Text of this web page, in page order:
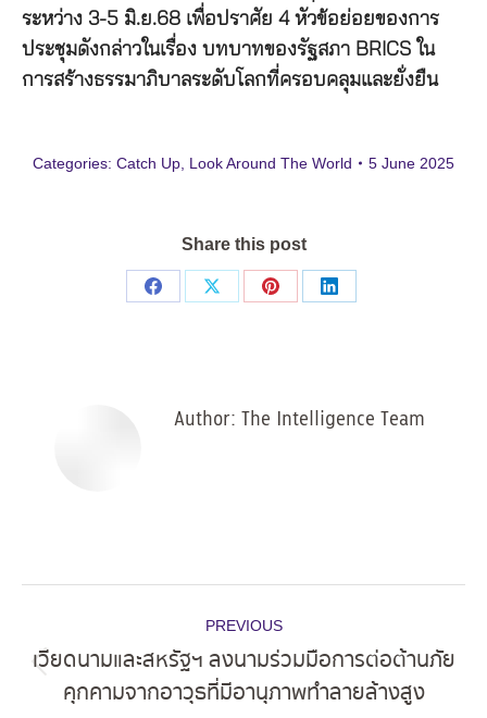
ระหว่าง 3-5 มิ.ย.68 เพื่อปราศัย 4 หัวข้อย่อยของการ
ประชุมดังกล่าวในเรื่อง บทบาทของรัฐสภา BRICS ใน
การสร้างธรรมาภิบาลระดับโลกที่ครอบคลุมและยั่งยืน
Categories: Catch Up Look Around The World 5 June 2025
Share this post
Share
Share
Share
Share
Author: The Intelligence Team
navigation
PREVIOUS
Previous
post:
เวียดนามและสหรัฐฯ ลงนามร่วมมือการต่อต้านภัย
คุกคามจากอาวุธที่มีอานุภาพทำลายล้างสูง